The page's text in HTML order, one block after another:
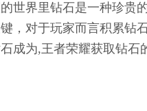
世界里钻石是一种珍贵
，对于玩家而言积累钻
成为,王者荣耀获取钻石